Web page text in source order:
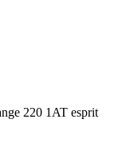
220 1AT esprit